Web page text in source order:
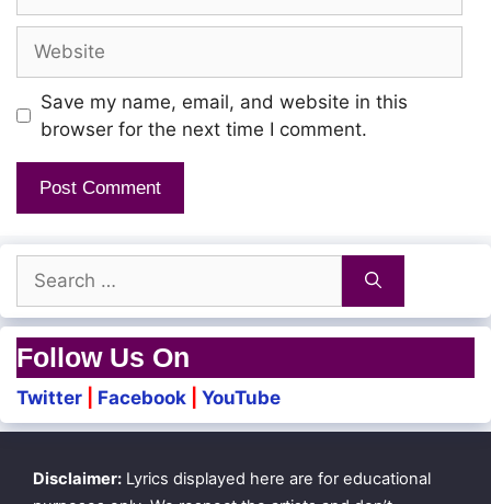
Save my name, email, and website in this
browser for the next time I comment.
for:
Follow Us On
Twitter Facebook YouTube
Disclaimer: Lyrics displayed here are for educational